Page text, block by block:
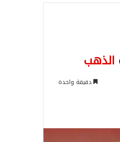
الذهب
دقيقة واحدة